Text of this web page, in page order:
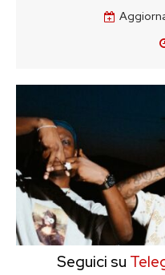
Seguici su